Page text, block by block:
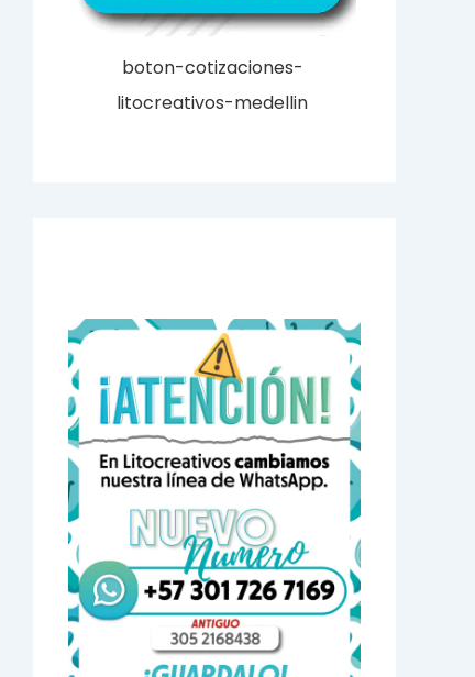
boton-cotizaciones-
litocreativos-medellin